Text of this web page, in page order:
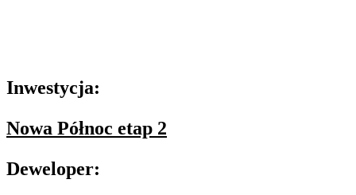
Inwestycja:
Nowa Północ etap 2
Deweloper: